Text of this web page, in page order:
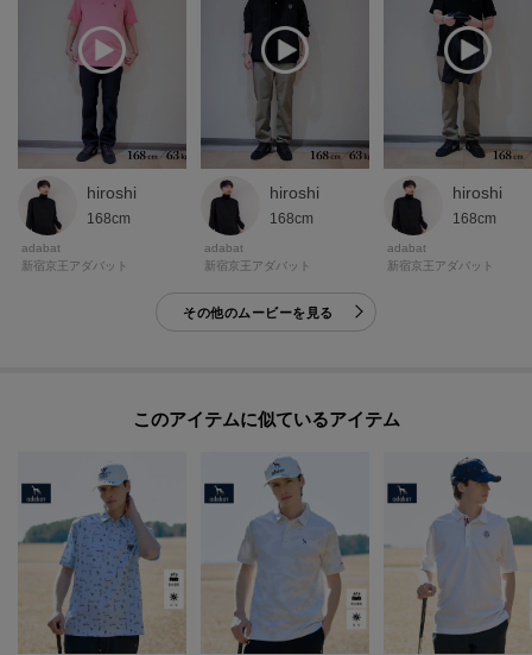
hiroshi
168cm
adabat
新宿京王アダバット
hiroshi
168cm
adabat
新宿京王アダバット
hiroshi
168cm
adabat
新宿京王アダバット
その他のムービーを見る
このアイテムに似ているアイテム